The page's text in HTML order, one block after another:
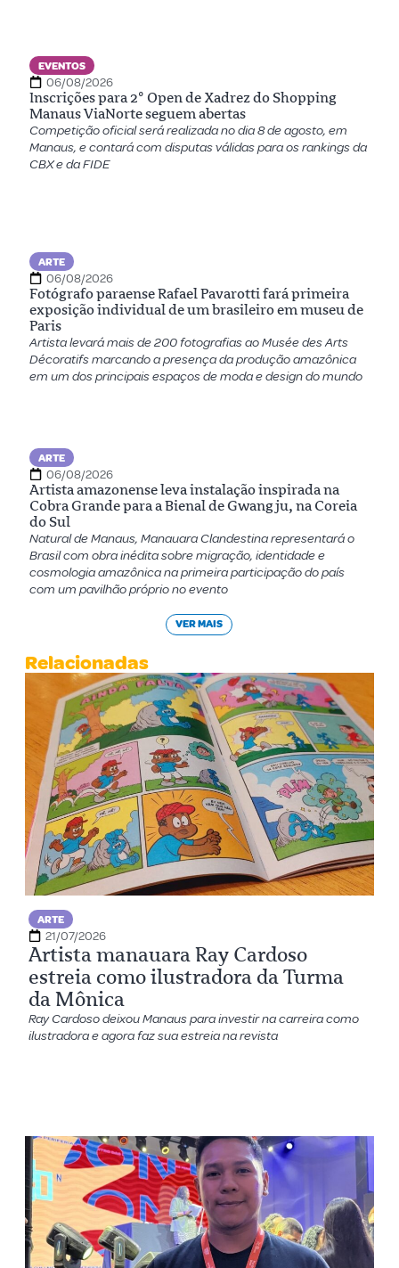
EVENTOS
06/08/2026
Inscrições para 2º Open de Xadrez do Shopping
Manaus ViaNorte seguem abertas
Competição oficial será realizada no dia 8 de agosto, em
Manaus, e contará com disputas válidas para os rankings da
CBX e da FIDE
ARTE
06/08/2026
Fotógrafo paraense Rafael Pavarotti fará primeira
exposição individual de um brasileiro em museu de
Paris
Artista levará mais de 200 fotografias ao Musée des Arts
Décoratifs marcando a presença da produção amazônica
em um dos principais espaços de moda e design do mundo
ARTE
06/08/2026
Artista amazonense leva instalação inspirada na
Cobra Grande para a Bienal de Gwangju, na Coreia
do Sul
Natural de Manaus, Manauara Clandestina representará o
Brasil com obra inédita sobre migração, identidade e
cosmologia amazônica na primeira participação do país
com um pavilhão próprio no evento
VER MAIS
Relacionadas
ARTE
21/07/2026
Artista manauara Ray Cardoso
estreia como ilustradora da Turma
da Mônica
Ray Cardoso deixou Manaus para investir na carreira como
ilustradora e agora faz sua estreia na revista